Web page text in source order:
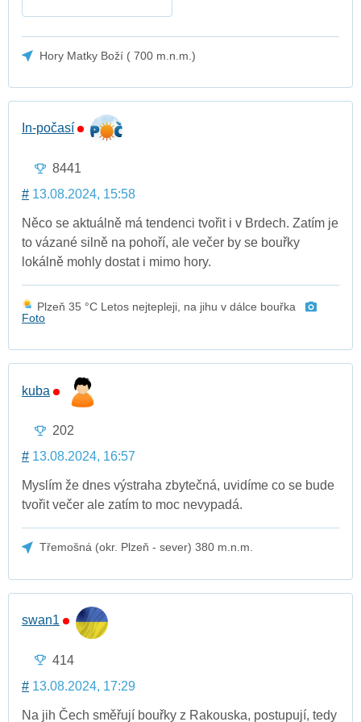
Hory Matky Boží ( 700 m.n.m.)
In-počasí
8441
# 13.08.2024, 15:58
Něco se aktuálně má tendenci tvořit i v Brdech. Zatím je
to vázané silně na pohoří, ale večer by se bouřky
lokálně mohly dostat i mimo hory.
Plzeň 35 °C Letos nejtepleji, na jihu v dálce bouřka
Foto
kuba
202
# 13.08.2024, 16:57
Myslím že dnes výstraha zbytečná, uvidíme co se bude
tvořit večer ale zatím to moc nevypadá.
Třemošná (okr. Plzeň - sever) 380 m.n.m.
swan1
414
# 13.08.2024, 17:29
Na jih Čech směřují bouřky z Rakouska, postupují, tedy